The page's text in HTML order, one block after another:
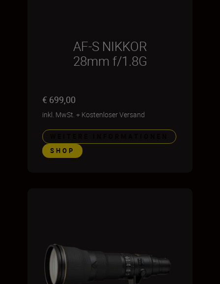
AF-S NIKKOR
28mm f/1.8G
€ 699,00
inkl. MwSt. + Kostenloser Versand
SHOP